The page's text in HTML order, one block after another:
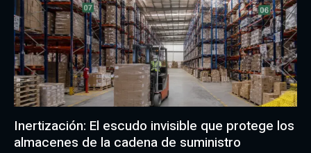
Inertización: El escudo invisible que protege los
almacenes de la cadena de suministro